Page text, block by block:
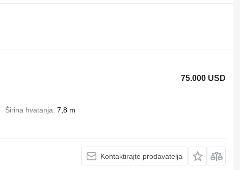
75.000 USD
Širina hvatanja 7,8 m
Kontaktirajte prodavatelja